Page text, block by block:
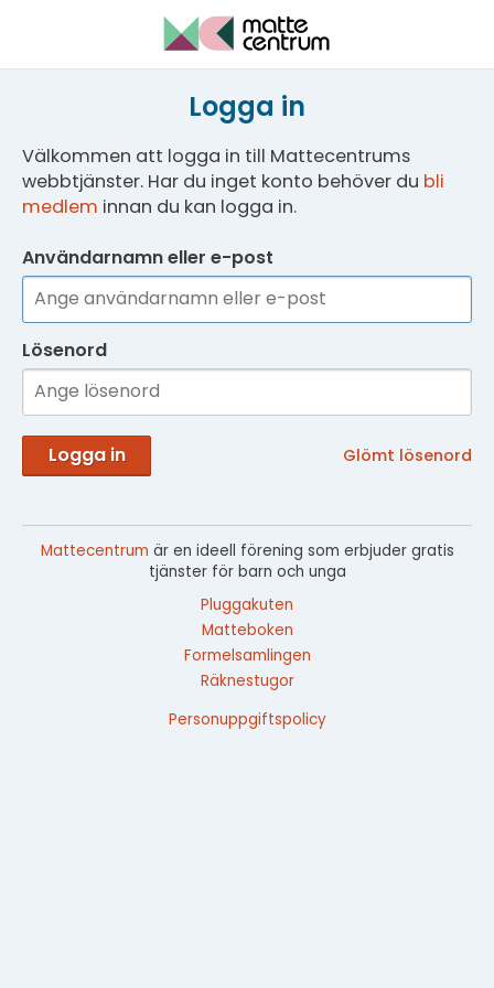
Logga in
Välkommen att logga in till Mattecentrums
webbtjänster. Har du inget konto behöver du bli
medlem innan du kan logga in.
Användarnamn eller e-post
Lösenord
Logga in Glömt lösenord
Mattecentrum är en ideell förening som erbjuder gratis
tjänster för barn och unga
Pluggakuten
Matteboken
Formelsamlingen
Räknestugor
Personuppgiftspolicy